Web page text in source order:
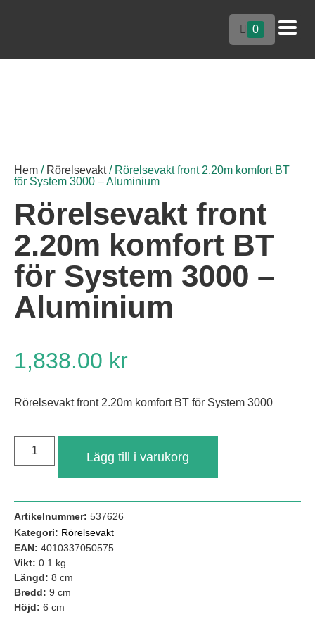
0
Hem / Rörelsevakt/ Rörelsevakt front 2.20m komfort BT
för System 3000 – Aluminium
Rörelsevakt front
2.20m komfort BT
för System 3000 –
Aluminium
1,838.00 kr
Rörelsevakt front 2.20m komfort BT för System 3000
Lägg till i varukorg
Artikelnummer: 537626
Kategori: Rörelsevakt
EAN: 4010337050575
Vikt: 0.1 kg
Längd: 8 cm
Bredd: 9 cm
Höjd: 6 cm
går inte att
välja bort. De
behövs för att
hemsidan
över huvud
taget ska
fungera.